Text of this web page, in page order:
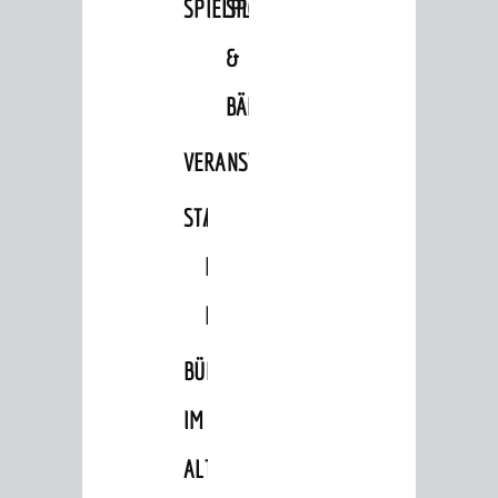
SPIELPLÄTZE
SPORTSTÄTTEN
&
BÄDER
VERANSTALTUNGSRÄUME
STADTHALLE
ROLF-
ENGELBRECHT-
HAUS
BÜRGERSAAL
IM
ALTEN